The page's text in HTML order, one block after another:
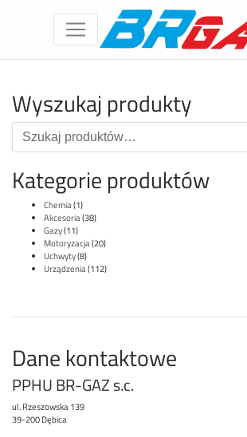
Wyszukaj produkty
Kategorie produktów
Chemia(1)
Akcesoria(38)
Gazy(11)
Motoryzacja(20)
Uchwyty(8)
Urządzenia(112)
Dane kontaktowe
PPHU BR-GAZ s.c.
ul. Rzeszowska 139
39-200 Dębica